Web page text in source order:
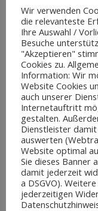
reprehenderit in
Deine E-Mail-
Erforderliche
Wir verwenden
die relevanteste
Ihre Auswahl /
Besuche
"Akzeptieren"
Cookies zu.
Information: Wir
Website Cookies
auch unserer
Internetauftritt
gestalten.
Dienstleister
auswerten
Website optimal
Sie dieses Banner
damit jederzeit
a DSGVO).
jederzeitigen